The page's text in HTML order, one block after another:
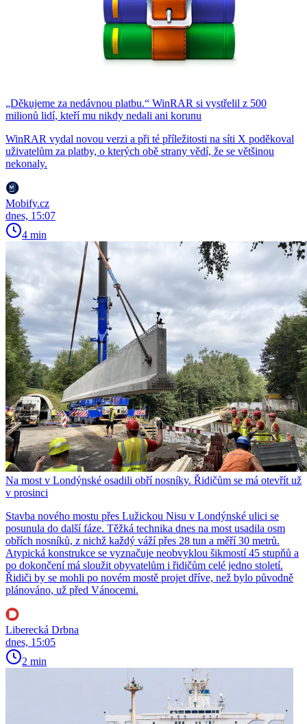
„Děkujeme za nedávnou platbu.“ WinRAR si vystřelil z 500
milionů lidí, kteří mu nikdy nedali ani korunu
WinRAR vydal novou verzi a při té příležitosti na síti X poděkoval
uživatelům za platby, o kterých obě strany vědí, že se většinou
nekonaly.
Mobify.cz
dnes, 15:07
4 min
Na most v Londýnské osadili obří nosníky. Řidičům se má otevřít už
v prosinci
Stavba nového mostu přes Lužickou Nisu v Londýnské ulici se
posunula do další fáze. Těžká technika dnes na most usadila osm
obřích nosníků, z nichž každý váží přes 28 tun a měří 30 metrů.
Atypická konstrukce se vyznačuje neobvyklou šikmostí 45 stupňů a
po dokončení má sloužit obyvatelům i řidičům celé jedno století.
Řidiči by se mohli po novém mostě projet dříve, než bylo původně
plánováno, už před Vánocemi.
Liberecká Drbna
dnes, 15:05
2 min